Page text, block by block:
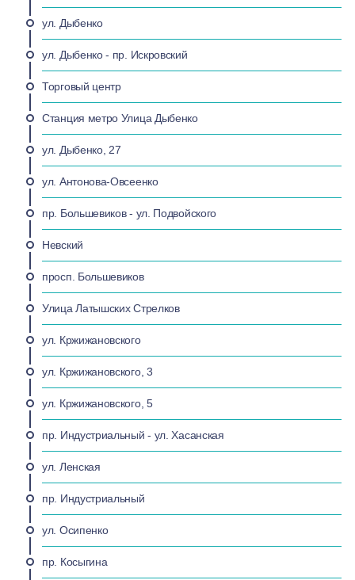
ул. Дыбенко
ул. Дыбенко - пр. Искровский
Торговый центр
Станция метро Улица Дыбенко
ул. Дыбенко, 27
ул. Антонова-Овсеенко
пр. Большевиков - ул. Подвойского
Невский
просп. Большевиков
Улица Латышских Стрелков
ул. Кржижановского
ул. Кржижановского, 3
ул. Кржижановского, 5
пр. Индустриальный - ул. Хасанская
ул. Ленская
пр. Индустриальный
ул. Осипенко
пр. Косыгина